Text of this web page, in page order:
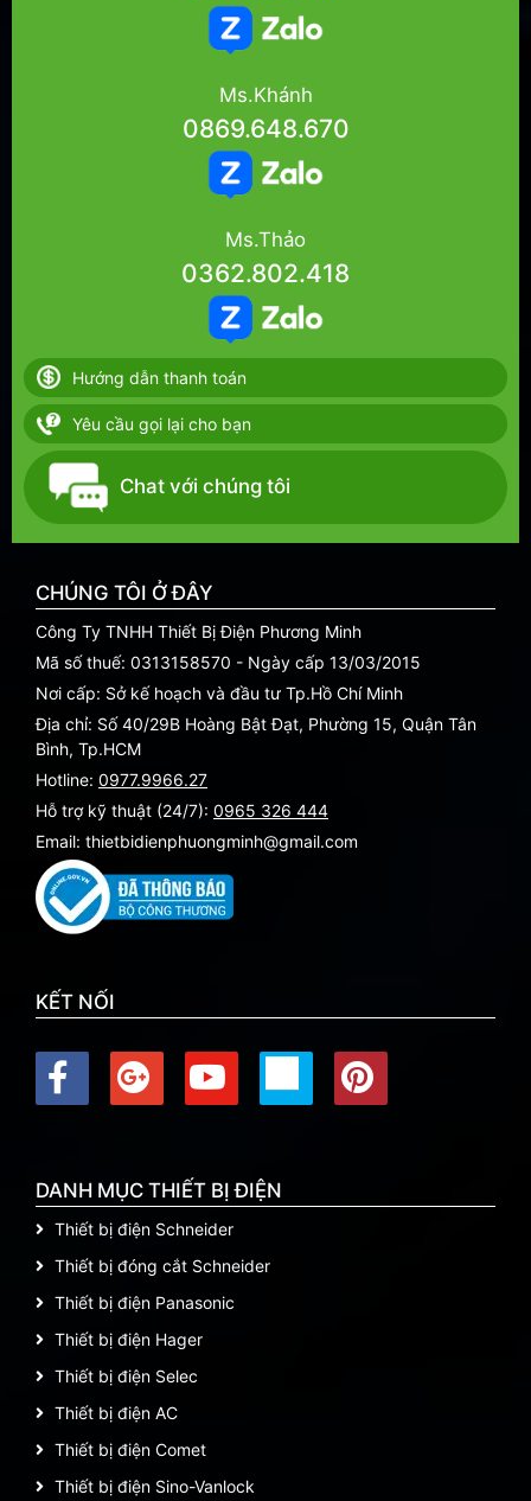
Ms.Khánh
0869.648.670
Ms.Thảo
0362.802.418
Hướng dẫn thanh toán
Yêu cầu gọi lại cho bạn
Chat với chúng tôi
CHÚNG TÔI Ở ĐÂY
Công Ty TNHH Thiết Bị Điện Phương Minh
Mã số thuế: 0313158570 - Ngày cấp 13/03/2015
Nơi cấp: Sở kế hoạch và đầu tư Tp.Hồ Chí Minh
Địa chỉ: Số 40/29B Hoàng Bật Đạt, Phường 15, Quận Tân
Bình, Tp.HCM
Hotline: 0977.9966.27
Hỗ trợ kỹ thuật (24/7): 0965 326 444
Email: thietbidienphuongminh@gmail.com
KẾT NỐI
DANH MỤC THIẾT BỊ ĐIỆN
Thiết bị điện Schneider
Thiết bị đóng cắt Schneider
Thiết bị điện Panasonic
Thiết bị điện Hager
Thiết bị điện Selec
Thiết bị điện AC
Thiết bị điện Comet
Thiết bị điện Sino-Vanlock